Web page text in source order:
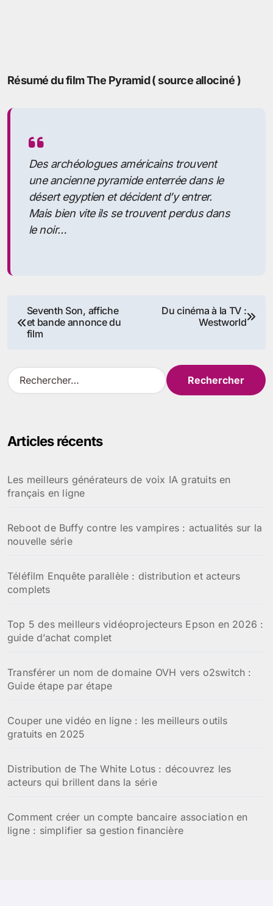
Résumé du film The Pyramid ( source allociné )
Des archéologues américains trouvent
une ancienne pyramide enterrée dans le
désert egyptien et décident d’y entrer.
Mais bien vite ils se trouvent perdus dans
le noir…
Navigation
de
l’article
Seventh Son, affiche
et bande annonce du
film
Du cinéma à la TV :
Westworld
R
e
r
e
r
Articles récents
Les meilleurs générateurs de voix IA gratuits en
français en ligne
Reboot de Buffy contre les vampires : actualités sur la
nouvelle série
Téléfilm Enquête parallèle : distribution et acteurs
complets
Top 5 des meilleurs vidéoprojecteurs Epson en 2026 :
guide d’achat complet
Transférer un nom de domaine OVH vers o2switch :
Guide étape par étape
Couper une vidéo en ligne : les meilleurs outils
gratuits en 2025
Distribution de The White Lotus : découvrez les
acteurs qui brillent dans la série
Comment créer un compte bancaire association en
ligne : simplifier sa gestion financière